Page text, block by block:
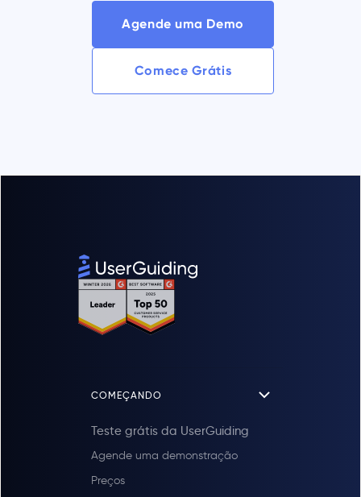
Agende uma Demo
Comece Grátis
COMEÇANDO
Teste grátis da UserGuiding
Agende uma demonstração
Preços